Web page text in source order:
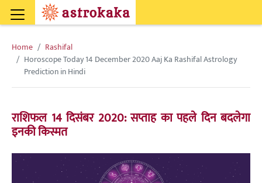
Home
Rashifal
Horoscope Today 14 December 2020 Aaj Ka Rashifal Astrology
Prediction in Hindi
राशिफल 14 दिसंबर 2020: सप्ताह का पहले दिन बदलेगा
इनकी किस्मत